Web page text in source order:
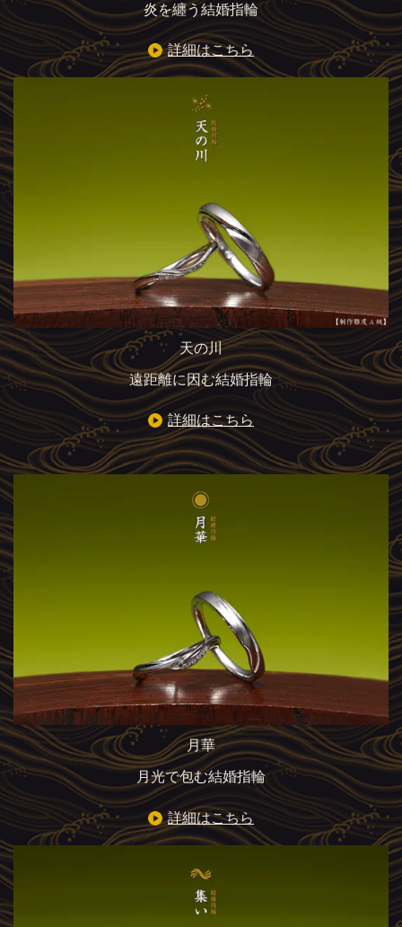
炎を纏う結婚指輪
詳細はこちら
天の川
遠距離に因む結婚指輪
詳細はこちら
月華
月光で包む結婚指輪
詳細はこちら